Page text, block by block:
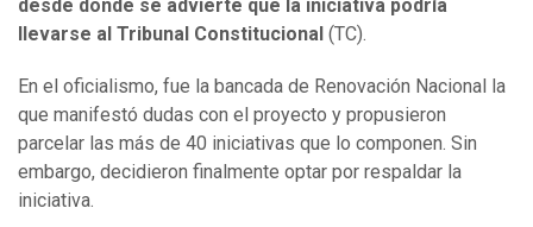
desde donde se advierte que la iniciativa podría
llevarse al Tribunal Constitucional (TC).
En el oficialismo, fue la bancada de Renovación Nacional la
que manifestó dudas con el proyecto y propusieron
parcelar las más de 40 iniciativas que lo componen. Sin
embargo, decidieron finalmente optar por respaldar la
iniciativa.